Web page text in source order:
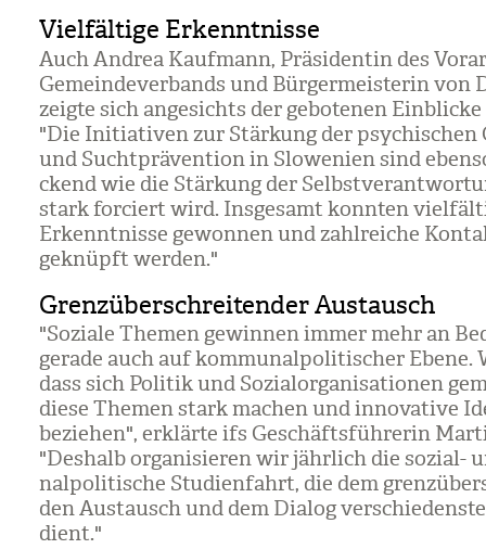
Vielfältige Erkenntnisse
Auch Andrea Kauf­mann, Prä­si­den­tin des
Gemein­de­ver­bands und Bür­ger­meis­te­rin von
zeigte sich ange­sichts der gebo­te­nen
"Die Initia­ti­ven zur Stär­kung der psy­chi­schen
und Sucht­prä­ven­tion in Slo­we­nien sind
ckend wie die Stär­kung der
stark for­ciert wird. Ins­ge­samt konn­ten
Erkennt­nisse gewon­nen und zahl­rei­che
geknüpft wer­den."
Grenzüberschreitender Austausch
"Soziale The­men gewin­nen immer mehr an
gerade auch auf kom­mu­nal­po­li­ti­scher Ebene.
dass sich Poli­tik und Sozi­al­or­ga­ni­sa­tio­nen
diese The­men stark machen und inno­va­tive
be­zie­hen", erklärte ifs Geschäfts­füh­re­rin
"Des­halb orga­ni­sie­ren wir jähr­lich die sozial-
nal­po­li­ti­sche Stu­di­en­fahrt, die dem
den Aus­tausch und dem Dia­log
dient."